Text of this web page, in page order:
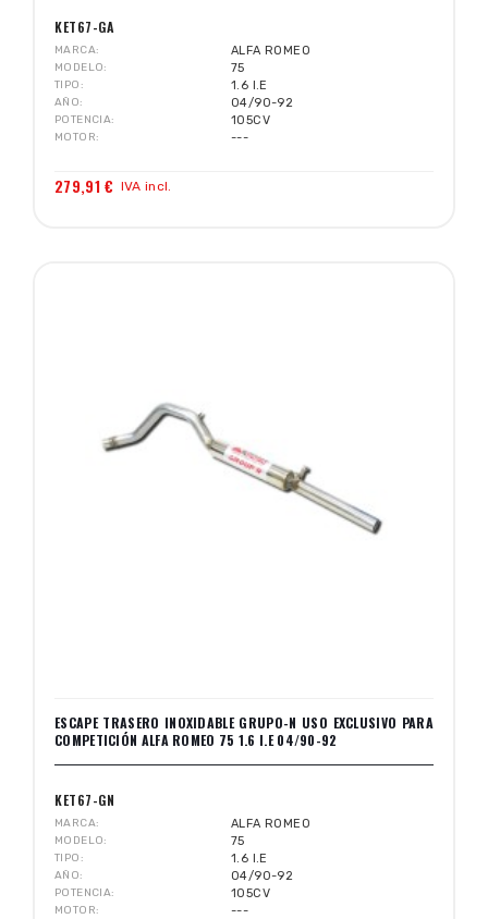
KET67-GA
MARCA ALFA ROMEO
MODELO 75
TIPO 1.6 I.E
AÑO 04/90-92
POTENCIA 105CV
MOTOR ---
279,91 € IVA incl.
ESCAPE TRASERO INOXIDABLE GRUPO-N USO EXCLUSIVO PARA
COMPETICIÓN ALFA ROMEO 75 1.6 I.E 04/90-92
KET67-GN
MARCA ALFA ROMEO
MODELO 75
TIPO 1.6 I.E
AÑO 04/90-92
POTENCIA 105CV
MOTOR ---